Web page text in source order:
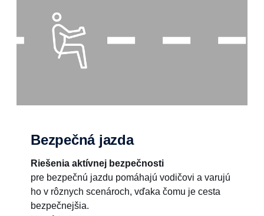
Bezpečná jazda
Riešenia aktívnej bezpečnosti
pre bezpečnú jazdu pomáhajú vodičovi a varujú
ho v rôznych scenároch, vďaka čomu je cesta
bezpečnejšia.